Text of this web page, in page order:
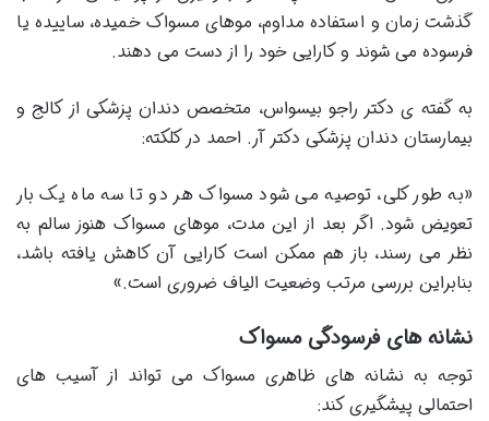
گذشت زمان و استفاده مداوم، موهای مسواک خمیده، ساییده یا
فرسوده می شوند و کارایی خود را از دست می دهند.
به گفته ی دکتر راجو بیسواس، متخصص دندان پزشکی از کالج و
بیمارستان دندان پزشکی دکتر آر. احمد در کلکته:
«به طور کلی، توصیه می شود مسواک هر دو تا سه ماه یک بار
تعویض شود. اگر بعد از این مدت، موهای مسواک هنوز سالم به
نظر می رسند، باز هم ممکن است کارایی آن کاهش یافته باشد،
بنابراین بررسی مرتب وضعیت الیاف ضروری است.»
نشانه های فرسودگی مسواک
توجه به نشانه های ظاهری مسواک می تواند از آسیب های
احتمالی پیشگیری کند: